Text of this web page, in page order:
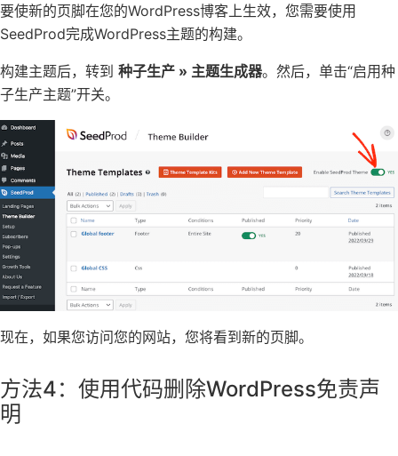
要使新的页脚在您的WordPress博客 上生效，您需要使用
SeedProd完成WordPress主题的构建。
构建主题后，转到 种子生产 » 主题生成器。然后，单击“启用种
子生产主题”开关。
现在，如果您访问您的网站，您将看到新的页脚。
方法4：使用代码删除WordPress免责声
明